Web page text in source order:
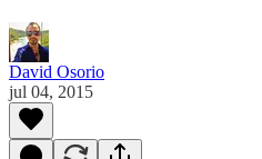
David Osorio
jul 04, 2015